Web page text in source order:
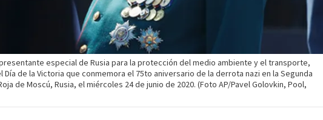
especial de Rusia para la protección del medio ambiente y el transporte,
de la Victoria que conmemora el 75to aniversario de la derrota nazi en la Segunda
de Moscú, Rusia, el miércoles 24 de junio de 2020. (Foto AP/Pavel Golovkin, Pool,